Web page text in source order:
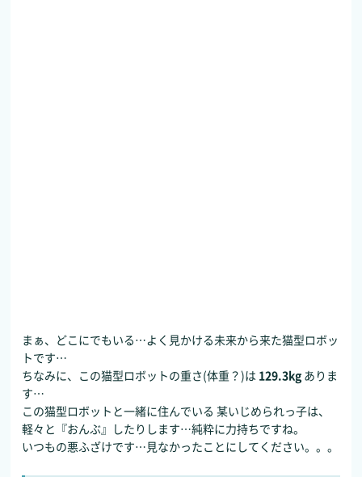
まぁ、どこにでもいる…よく見かける未来から来た猫型ロボッ
トです…
ちなみに、この猫型ロボットの重さ(体重？)は 129.3kg ありま
す…
この猫型ロボットと一緒に住んでいる 某いじめられっ子は、
軽々と『おんぶ』したりします…純粋に力持ちですね。
いつもの悪ふざけです…見なかったことにしてください。。。